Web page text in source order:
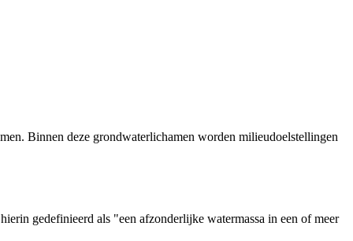
Binnen deze grondwaterlichamen worden milieudoelstellingen
gedefinieerd als "een afzonderlijke watermassa in een of meer